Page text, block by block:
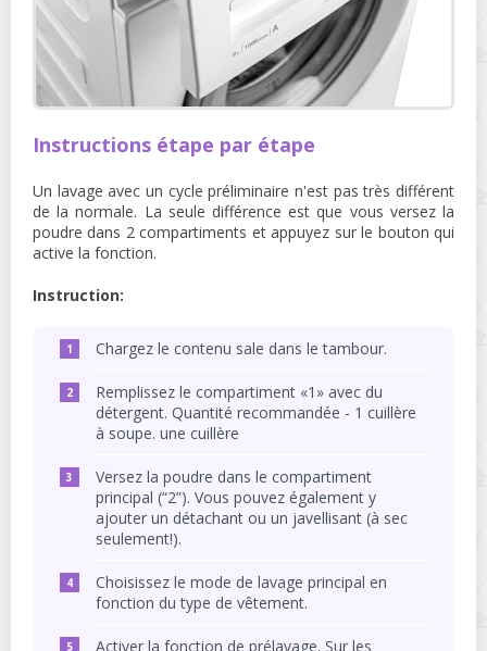
Instructions étape par étape
Un lavage avec un cycle préliminaire n'est pas très différent
de la normale. La seule différence est que vous versez la
poudre dans 2 compartiments et appuyez sur le bouton qui
active la fonction.
Instruction:
Chargez le contenu sale dans le tambour.
Remplissez le compartiment «1» avec du
détergent. Quantité recommandée - 1 cuillère
à soupe. une cuillère
Versez la poudre dans le compartiment
principal (“2”). Vous pouvez également y
ajouter un détachant ou un javellisant (à sec
seulement!).
Choisissez le mode de lavage principal en
fonction du type de vêtement.
Activer la fonction de prélavage. Sur les